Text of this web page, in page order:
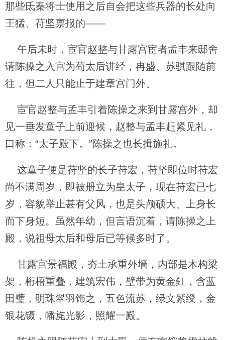
那些氐秦将士使用之后自会把这些兵器的长处向
王猛、苻坚禀报的——
午后未时，宦官赵整与甘露宫宦者孟丰来邸舍
请陈操之入宫为苟太后讲经，冉盛、苏骐跟随前
往，但二人只能止于建章宫门外。
宦官赵整与孟丰引着陈操之来到甘露宫外，却
见一垂发童子上前迎候，赵整与孟丰赶紧见礼，
口称：“太子殿下。”陈操之也长揖施礼。
这童子便是苻坚的长子苻宏，苻坚即位时苻宏
尚不满周岁，即被册立为皇太子，现在苻宏已七
岁，容貌举止甚有父风，也是头颅硕大、上身长
而下身短。虽然年幼，但言语沉着，请陈操之上
殿，说祖母太后和母后已等候多时了。
甘露宫景福殿，夯土承重外墙，内部是木构梁
架，桁梧重叠，建筑宏伟，壁带为黄金釭，含蓝
田璧，明珠翠羽饰之，五色流苏，绿文紫绶，金
银花镊，幡旄光影，照耀一殿。